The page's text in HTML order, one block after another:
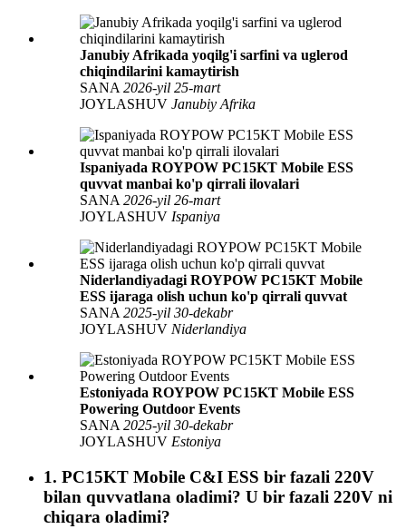
Janubiy Afrikada yoqilg'i sarfini va uglerod
chiqindilarini kamaytirish
SANA 2026-yil 25-mart
JOYLASHUV Janubiy Afrika
Ispaniyada ROYPOW PC15KT Mobile ESS
quvvat manbai ko'p qirrali ilovalari
SANA 2026-yil 26-mart
JOYLASHUV Ispaniya
Niderlandiyadagi ROYPOW PC15KT Mobile
ESS ijaraga olish uchun ko'p qirrali quvvat
SANA 2025-yil 30-dekabr
JOYLASHUV Niderlandiya
Estoniyada ROYPOW PC15KT Mobile ESS
Powering Outdoor Events
SANA 2025-yil 30-dekabr
JOYLASHUV Estoniya
1. PC15KT Mobile C&I ESS bir fazali 220V
bilan quvvatlana oladimi? U bir fazali 220V ni
chiqara oladimi?